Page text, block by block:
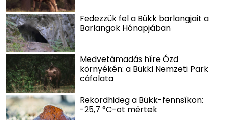
Fedezzük fel a Bükk barlangjait a
Barlangok Hónapjában
Medvetámadás híre Ózd
környékén: a Bükki Nemzeti Park
cáfolata
Rekordhideg a Bükk-fennsíkon:
-25,7 °C-ot mértek